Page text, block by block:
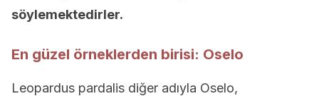
söylemektedirler.
En güzel örneklerden birisi: Oselo
Leopardus pardalis diğer adıyla Oselo,